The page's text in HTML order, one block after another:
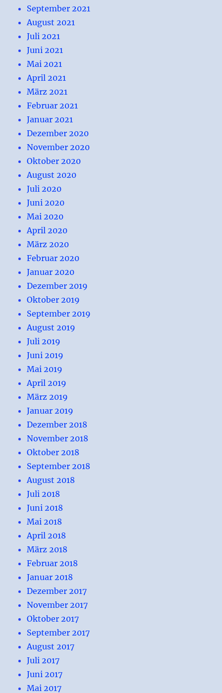
September 2021
August 2021
Juli 2021
Juni 2021
Mai 2021
April 2021
März 2021
Februar 2021
Januar 2021
Dezember 2020
November 2020
Oktober 2020
August 2020
Juli 2020
Juni 2020
Mai 2020
April 2020
März 2020
Februar 2020
Januar 2020
Dezember 2019
Oktober 2019
September 2019
August 2019
Juli 2019
Juni 2019
Mai 2019
April 2019
März 2019
Januar 2019
Dezember 2018
November 2018
Oktober 2018
September 2018
August 2018
Juli 2018
Juni 2018
Mai 2018
April 2018
März 2018
Februar 2018
Januar 2018
Dezember 2017
November 2017
Oktober 2017
September 2017
August 2017
Juli 2017
Juni 2017
Mai 2017